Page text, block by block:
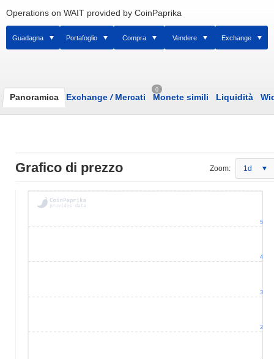
Operations on WAIT provided by CoinPaprika
Guadagna Portafoglio Compra Vendere Exchange
Panoramica Exchange /Mercati
0
Monete simili Liquidità
Grafico di prezzo Zoom: 1d
2
3
4
5